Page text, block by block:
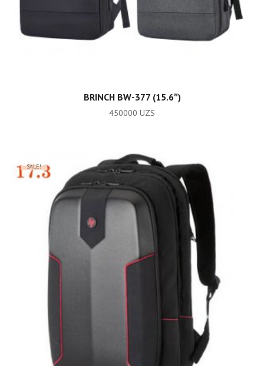
ADD TO CART
BRINCH BW-377 (15.6″)
450000 UZS
SALE!